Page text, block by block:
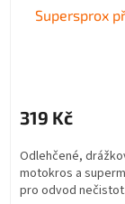
Supersprox
319 Kč
Odlehčené,
motokros a
pro odvod